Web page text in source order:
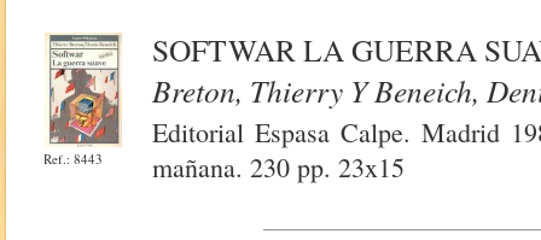
Ref.: 8443
SOFTWAR LA GUERRA
Breton, Thierry Y Beneich,
Editorial Espasa Calpe. Madrid
mañana. 230 pp. 23x15